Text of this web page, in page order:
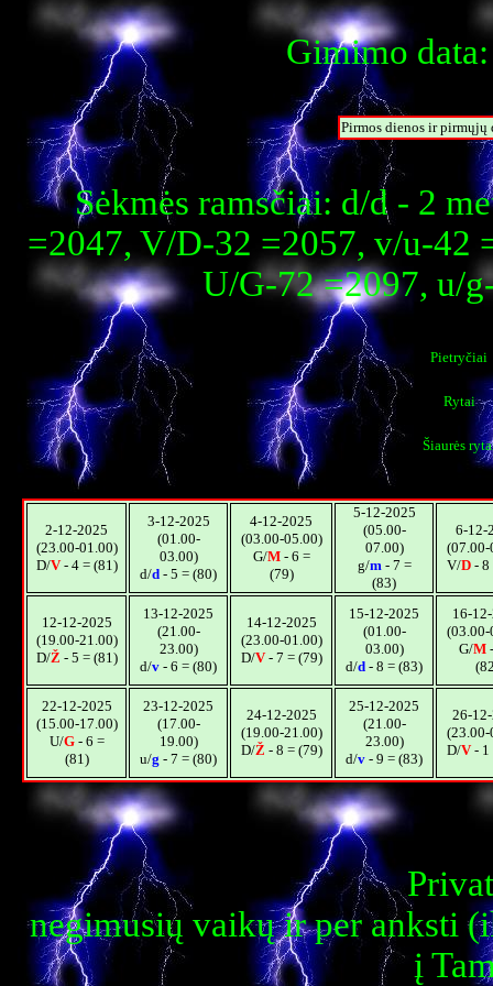
Gimimo
Pirmos dienos ir
Sėkmės ramsčiai: d/d - 2
=2047, V/D-32 =2057, v/u-42
U/G-72 =2097, u/
Pietryčiai
Rytai
Šiaurės
2-12-2025
(23.00-01.00)
D/V- 4 = (81)
3-12-2025
(01.00-
03.00)
d/d - 5 = (80)
4-12-2025
(03.00-05.00)
G/M- 6 =
(79)
5-12-2025
(05.00-
07.00)
g/m- 7 =
(83)
6-12-
(07.00-
V/D- 8
12-12-2025
(19.00-21.00)
D/Ž - 5 = (81)
13-12-2025
(21.00-
23.00)
d/v - 6 = (80)
14-12-2025
(23.00-01.00)
D/V- 7 = (79)
15-12-2025
(01.00-
03.00)
d/d - 8 = (83)
16-
(03.00-
G/M
22-12-2025
(15.00-17.00)
U/G- 6 =
(81)
23-12-2025
(17.00-
19.00)
u/g - 7 = (80)
24-12-2025
(19.00-21.00)
D/Ž - 8 = (79)
25-12-2025
(21.00-
23.00)
d/v - 9 = (83)
26-
(23.00-
D/V- 1
negimusių vaikų ir per anksti
į